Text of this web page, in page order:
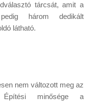
tárcsát, amit a
három dedikált
látható.
nem változott meg az
Építési minősége a